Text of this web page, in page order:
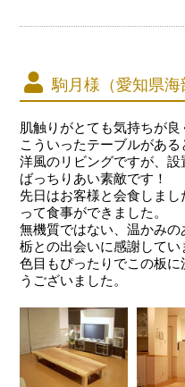
駒月様（愛知県海
肌触りがとても気持ちが
こういったテーブルがある
洋風のリビングですが、
ばっちりあい素敵です！
先日はお客様と会食しま
って食事ができました。
無機質ではない、温かみの
栃との出会いに感謝してい
色目もぴったりでこの板
うございました。